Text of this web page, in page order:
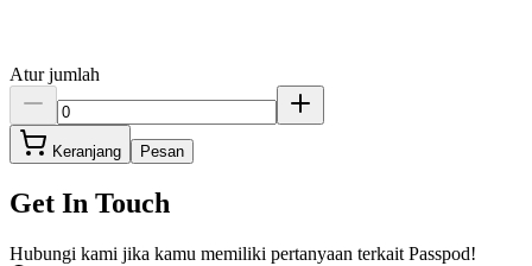
Atur jumlah
Keranjang Pesan
Get In Touch
Hubungi kami jika kamu memiliki pertanyaan terkait Passpod!